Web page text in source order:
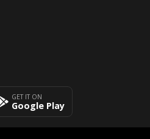
GET IT ON
Google Play